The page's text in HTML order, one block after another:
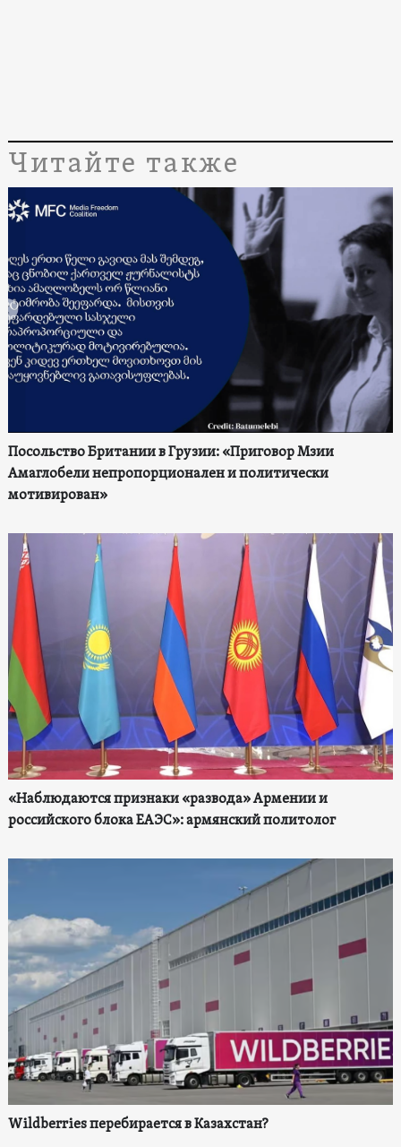
Читайте также
Посольство Британии в Грузии: «Приговор Мзии
Амаглобели непропорционален и политически
мотивирован»
«Наблюдаются признаки «развода» Армении и
российского блока ЕАЭС»: армянский политолог
Wildberries перебирается в Казахстан?